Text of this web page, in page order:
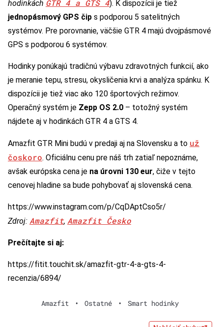
hodinkách GTR 4 a GTS 4). K dispozícii je tiež
jednopásmový GPS čip s podporou 5 satelitných
systémov. Pre porovnanie, väčšie GTR 4 majú dvojpásmové
GPS s podporou 6 systémov.
Hodinky ponúkajú tradičnú výbavu zdravotných funkcií, ako
je meranie tepu, stresu, okysličenia krvi a analýza spánku. K
dispozícii je tiež viac ako 120 športových režimov.
Operačný systém je Zepp OS 2.0 – totožný systém
nájdete aj v hodinkách GTR 4 a GTS 4.
Amazfit GTR Mini budú v predaji aj na Slovensku a to už
čoskoro. Oficiálnu cenu pre náš trh zatiaľ nepoznáme,
avšak európska cena je na úrovni 130 eur, čiže v tejto
cenovej hladine sa bude pohybovať aj slovenská cena.
https://www.instagram.com/p/CqDAptCso5r/
Zdroj: Amazfit, Amazfit Česko
Prečítajte si aj:
https://fitit.touchit.sk/amazfit-gtr-4-a-gts-4-
recenzia/6894/
Amazfit • Ostatné • Smart hodinky